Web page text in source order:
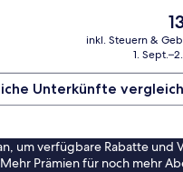
inkl. Steuern &
1.
Unterkünfte
um verfügbare Rabatte und
Prämien für noch mehr